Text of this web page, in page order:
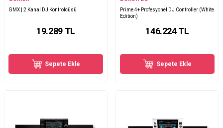
GMX | 2 Kanal DJ Kontrolcüsü
19.289TL
Sepete Ekle
Prime 4+ Profesyonel DJ Controller (White
Edition)
146.224TL
Sepete Ekle